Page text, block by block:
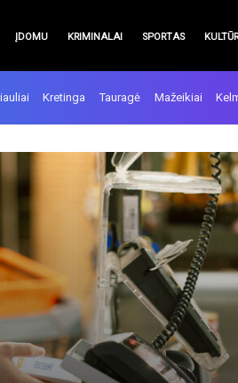
ĮDOMU KRIMINALAI SPORTAS
Kretinga Tauragė Mažeikiai